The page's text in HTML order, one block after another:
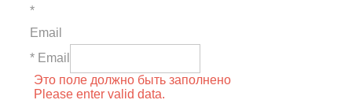
*
Email
* Email
Это поле должно быть заполнено
Please enter valid data.